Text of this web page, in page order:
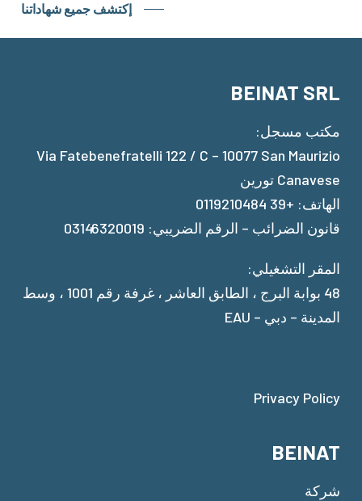
إكتشف جميع شهاداتنا
BEINAT SRL
مكتب مسجل:
Via Fatebenefratelli 122 / C – 10077 San Maurizio
Canavese تورين
الهاتف: +39 0119210484
قانون الضرائب – الرقم الضريبي: 03146320019
المقر التشغيلي:
48 بوابة البرج ، الطابق العاشر ، غرفة رقم 1001 ، وسط
المدينة – دبي – EAU
Privacy Policy
BEINAT
شركة